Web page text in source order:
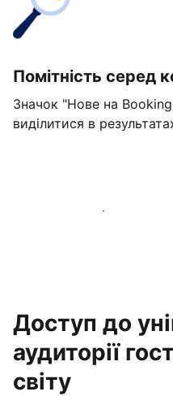
Помітність серед
Значок "Нове на
виділитися в
Розпочати вже сьогодні
Доступ до
аудиторії
світу